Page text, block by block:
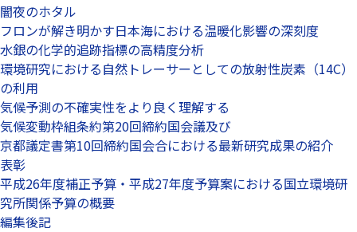
闇夜のホタル
フロンが解き明かす日本海における温暖化影響の深刻度
水銀の化学的追跡指標の高精度分析
環境研究における自然トレーサーとしての放射性炭素（14C）
の利用
気候予測の不確実性をより良く理解する
気候変動枠組条約第20回締約国会議及び
京都議定書第10回締約国会合における最新研究成果の紹介
表彰
平成26年度補正予算・平成27年度予算案における国立環境研
究所関係予算の概要
編集後記